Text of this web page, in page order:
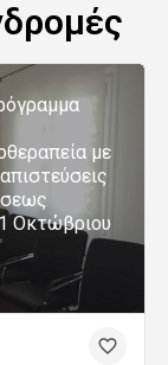
με
Οκτώβριου